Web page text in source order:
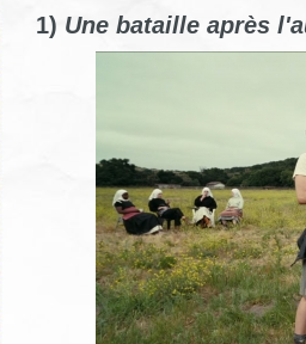
1) Une bataille après